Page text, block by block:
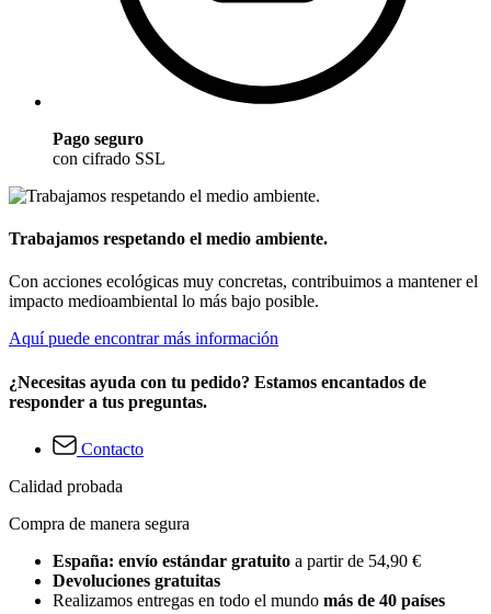
Pago seguro
con cifrado SSL
Trabajamos respetando el medio ambiente.
Con acciones ecológicas muy concretas, contribuimos a mantener el
impacto medioambiental lo más bajo posible.
Aquí puede encontrar más información
¿Necesitas ayuda con tu pedido? Estamos encantados de
responder a tus preguntas.
Contacto
Calidad probada
Compra de manera segura
España: envío estándar gratuito a partir de 54,90 €
Devoluciones gratuitas
Realizamos entregas en todo el mundo más de 40 países